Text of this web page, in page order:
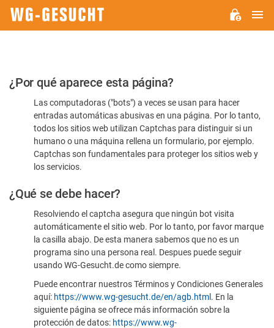
Por
favor,
confirme
humano
¿Por qué aparece esta página?
Las computadoras ("bots") a veces se usan para hacer
entradas automáticas abusivas en una página. Por lo tanto,
todos los sitios web utilizan Captchas para distinguir si un
humano o una máquina rellena un formulario, por ejemplo.
Captchas son fundamentales para proteger los sitios web y
los servicios.
¿Qué se debe hacer?
Resolviendo el captcha asegura que ningún bot visita
automáticamente el sitio web. Por lo tanto, por favor marque
la casilla abajo. De esta manera sabemos que no es un
programa sino una persona real. Despues puede seguir
usando WG-Gesucht.de como siempre.
Puede encontrar nuestros Términos y Condiciones Generales
aquí: https://www.wg-gesucht.de/en/agb.html . En la
siguiente página se ofrece más información sobre la
protección de datos: https://www.wg-